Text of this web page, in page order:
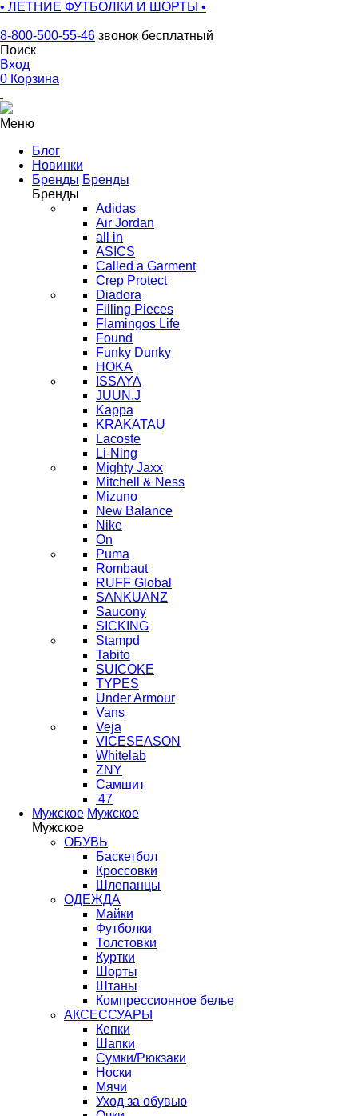
• ЛЕТНИЕ ФУТБОЛКИ И ШОРТЫ •
8-800-500-55-46 звонок бесплатный
Поиск
Вход
0 Корзина
Меню
Блог
Новинки
Бренды Бренды
Бренды
Adidas
Air Jordan
all in
ASICS
Called a Garment
Crep Protect
Diadora
Filling Pieces
Flamingos Life
Found
Funky Dunky
HOKA
ISSAYA
JUUN.J
Kappa
KRAKATAU
Lacoste
Li-Ning
Mighty Jaxx
Mitchell & Ness
Mizuno
New Balance
Nike
On
Puma
Rombaut
RUFF Global
SANKUANZ
Saucony
SICKING
Stampd
Tabito
SUICOKE
TYPES
Under Armour
Vans
Veja
VICESEASON
Whitelab
ZNY
Самшит
'47
Мужское Мужское
Мужское
ОБУВЬ
Баскетбол
Кроссовки
Шлепанцы
ОДЕЖДА
Майки
Футболки
Толстовки
Куртки
Шорты
Штаны
Компрессионное белье
АКСЕССУАРЫ
Кепки
Шапки
Сумки/Рюкзаки
Носки
Мячи
Уход за обувью